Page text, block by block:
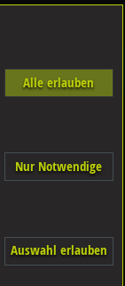
Alle erlauben
Nur Notwendige
Auswahl erlauben